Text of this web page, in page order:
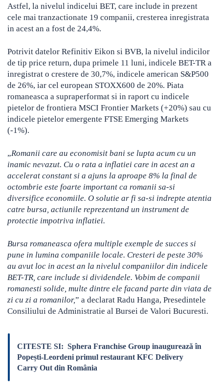
Astfel, la nivelul indicelui BET, care include in prezent
cele mai tranzactionate 19 companii, cresterea inregistrata
in acest an a fost de 24,4%.
Potrivit datelor Refinitiv Eikon si BVB, la nivelul indicilor
de tip price return, dupa primele 11 luni, indicele BET-TR a
inregistrat o crestere de 30,7%, indicele american S&P500
de 26%, iar cel european STOXX600 de 20%. Piata
romaneasca a supraperformat si in raport cu indicele
pietelor de frontiera MSCI Frontier Markets (+20%) sau cu
indicele pietelor emergente FTSE Emerging Markets
(-1%).
„Romanii care au economisit bani se lupta acum cu un
inamic nevazut. Cu o rata a inflatiei care in acest an a
accelerat constant si a ajuns la aproape 8% la final de
octombrie este foarte important ca romanii sa-si
diversifice economiile. O solutie ar fi sa-si indrepte atentia
catre bursa, actiunile reprezentand un instrument de
protectie impotriva inflatiei.
Bursa romaneasca ofera multiple exemple de succes si
pune in lumina companiile locale. Cresteri de peste 30%
au avut loc in acest an la nivelul companiilor din indicele
BET-TR, care include si dividendele. Vobim de companii
romanesti solide, multe dintre ele facand parte din viata de
zi cu zi a romanilor,” a declarat Radu Hanga, Presedintele
Consiliului de Administratie al Bursei de Valori Bucuresti.
CITESTE SI: Sphera Franchise Group inaugurează în
Popești-Leordeni primul restaurant KFC Delivery
Carry Out din România